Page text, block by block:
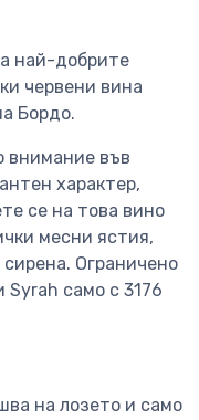
най-добрите
червени вина
Бордо.
внимание във
характер,
се на това вино
месни ястия,
Ограничено
само с 3176
на лозето и само